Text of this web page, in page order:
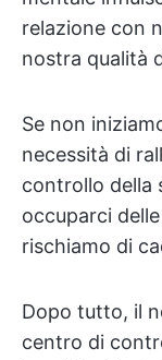
relazione con
nostra qualità
Se non
necessità di
controllo della
occuparci
rischiamo di
Dopo tutto, il
centro di